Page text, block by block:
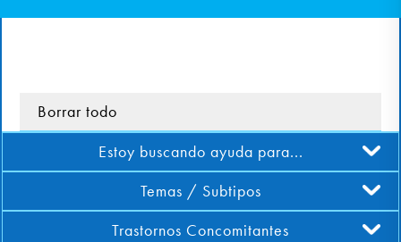
Involucrarte
Borrar todo
Estoy buscando ayuda para...
Temas / Subtipos
Trastornos Concomitantes